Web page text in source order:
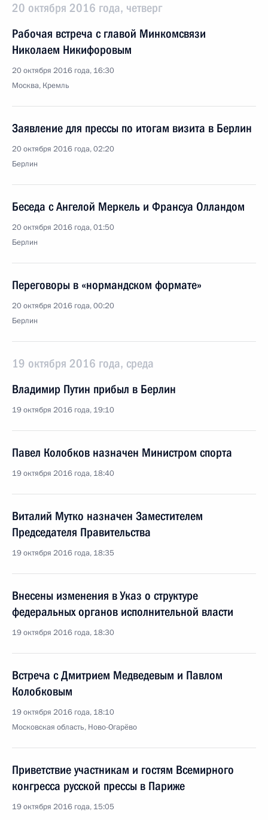
20 октября 2016 года, четверг
Рабочая встреча с главой Минкомсвязи
Николаем Никифоровым
20 октября 2016 года, 16:30
Москва, Кремль
Заявление для прессы по итогам визита в Берлин
20 октября 2016 года, 02:20
Берлин
Беседа с Ангелой Меркель и Франсуа Олландом
20 октября 2016 года, 01:50
Берлин
Переговоры в «нормандском формате»
20 октября 2016 года, 00:20
Берлин
19 октября 2016 года, среда
Владимир Путин прибыл в Берлин
19 октября 2016 года, 19:10
Павел Колобков назначен Министром спорта
19 октября 2016 года, 18:40
Виталий Мутко назначен Заместителем
Председателя Правительства
19 октября 2016 года, 18:35
Внесены изменения в Указ о структуре
федеральных органов исполнительной власти
19 октября 2016 года, 18:30
Встреча с Дмитрием Медведевым и Павлом
Колобковым
19 октября 2016 года, 18:10
Московская область, Ново-Огарёво
Приветствие участникам и гостям Всемирного
конгресса русской прессы в Париже
19 октября 2016 года, 15:05